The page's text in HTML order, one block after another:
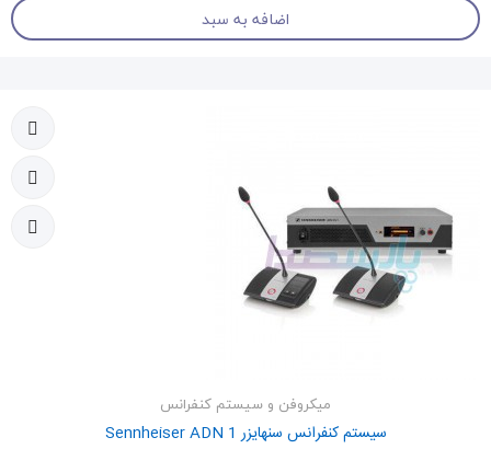
اضافه به سبد
میکروفن و سیستم کنفرانس
سیستم کنفرانس سنهایزر Sennheiser ADN 1